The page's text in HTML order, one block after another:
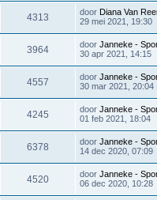
4313 door Diana Van
29 mei 2021, 19:30
3964 door Janneke -
30 apr 2021, 14:15
4557 door Janneke -
30 mar 2021, 20:04
4245 door Janneke -
01 feb 2021, 18:04
6378 door Janneke -
14 dec 2020, 07:09
4520 door Janneke -
06 dec 2020, 10:28